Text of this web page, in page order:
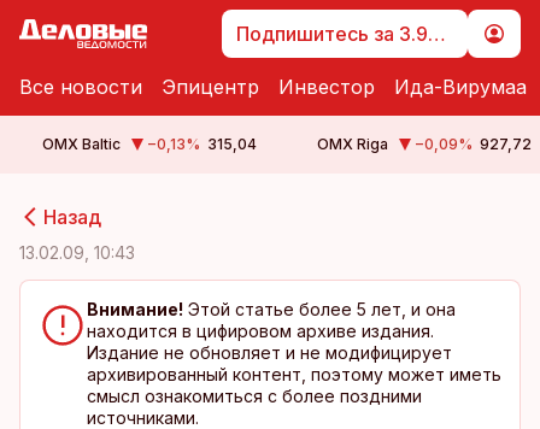
Подпишитесь за 3.99 €
Все новости Эпицентр Инвестор Ида-Вирумаа
OMX Baltic −0,13% 315,04 OMX Riga −0,09% 927,72
Назад
13.02.09, 10:43
Внимание! Этой статье более 5 лет, и она
находится в цифировом архиве издания.
Издание не обновляет и не модифицирует
архивированный контент, поэтому может иметь
смысл ознакомиться с более поздними
источниками.